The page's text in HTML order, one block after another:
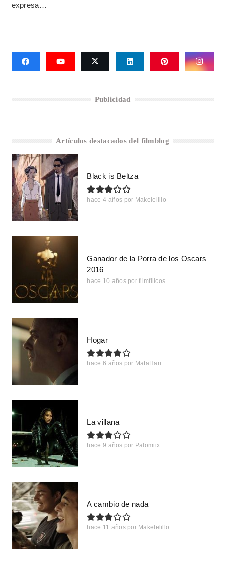
expresa…
Publicidad
Artículos destacados del filmblog
Black is Beltza
hace 4 años por Makelelillo
Ganador de la Porra de los Oscars
2016
hace 10 años por filmfilicos
Hogar
hace 6 años por MataHari
La villana
hace 9 años por Palomiix
A cambio de nada
hace 11 años por Makelelillo